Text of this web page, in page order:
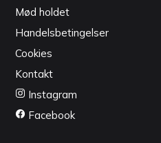
Mød holdet
Handelsbetingelser
Cookies
Kontakt
Instagram
Facebook